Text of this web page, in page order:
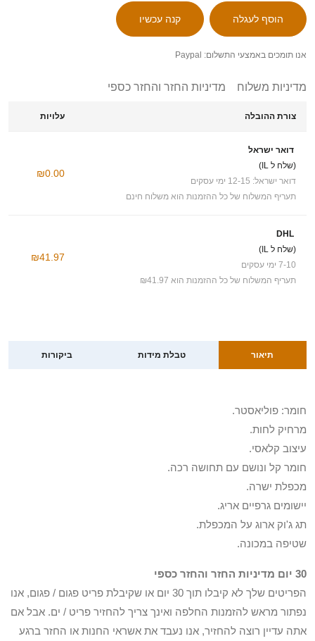
אנו תומכים באמצעי התשלום: Paypal
מדיניות משלוח מדיניות החזר והחזר כספי
צורת ההובלה עלויות
דואר ישראל
(שלח ל IL)
דואר ישראל: 12-15 ימי עסקים
תעריף המשלוח של כל ההזמנות הוא משלוח חינם
₪0.00
DHL
(שלח ל IL)
7-10 ימי עסקים
תעריף המשלוח של כל ההזמנות הוא ₪41.97
₪41.97
תיאור טבלת מידות ביקורות
חומר: פוליאסטר.
מרחיק לחות.
עיצוב קלאסי.
חומר קל ונושם עם תחושה רכה.
מכפלת ישרה.
יישומים גרפיים אריג.
תג ג'וק ארוג על המכפלת.
שטיפה במכונה.
30 יום מדיניות החזר והחזר כספי
הפריטים שלך לא קיבלו תוך 30 יום או שקיבלת פריט פגום / פגום, אנו
נפתור מראש להזמנות החלפה ואינך צריך להחזיר פריט / ים. אבל אם
אתה עדיין רוצה להחזיר, אנו נעבד את אשראי החנות או החזר ברגע